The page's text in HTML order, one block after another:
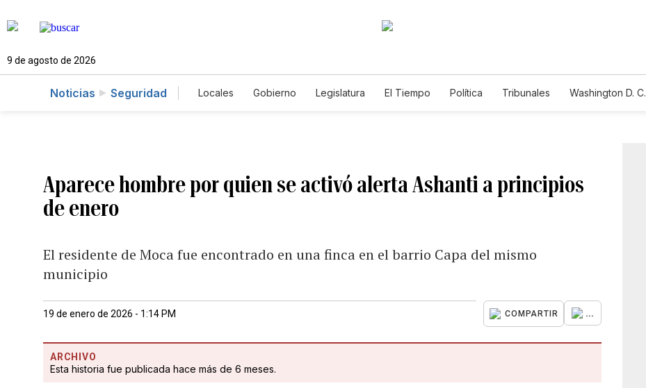
9 de agosto de 2026
Noticias Seguridad Locales Gobierno Legislatura El Tiempo Política Tribunales Washington D. C.
Aparece hombre por quien se activó alerta Ashanti a principios
de enero
El residente de Moca fue encontrado en una finca en el barrio Capa del mismo
municipio
19 de enero de 2026 - 1:14 PM COMPARTIR ...
ARCHIVO
Esta historia fue publicada hace más de 6 meses.